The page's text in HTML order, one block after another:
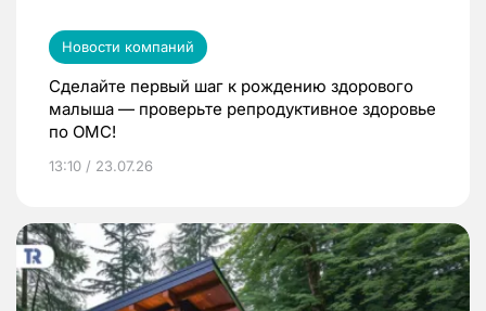
Новости компаний
Сделайте первый шаг к рождению здорового
малыша — проверьте репродуктивное здоровье
по ОМС!
13:10 / 23.07.26